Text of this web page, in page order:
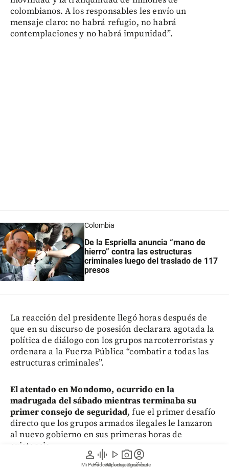
person
Mi Perfil
graphic_eq
Pódcast
play_arrow
Videos
photo_camera
Reportajes gráficos
account_circle
Suscríbete
colombianos. A los responsables les envío un
mensaje claro: no habrá refugio, no habrá
contemplaciones y no habrá impunidad”.
Colombia
De la Espriella anuncia “mano de
hierro” contra las estructuras
criminales luego del traslado de 117
presos
La reacción del presidente llegó horas después de
que en su discurso de posesión declarara agotada la
política de diálogo con los grupos narcoterroristas y
ordenara a la Fuerza Pública “combatir a todas las
estructuras criminales”.
El atentado en Mondomo, ocurrido en la
madrugada del sábado mientras terminaba su
primer consejo de seguridad, fue el primer desafío
directo que los grupos armados ilegales le lanzaron
al nuevo gobierno en sus primeras horas de
existencia.